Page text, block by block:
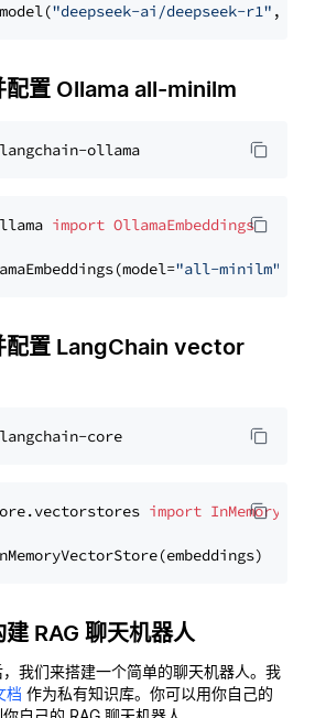
"deepseek-ai/deepseek-r1" ,
配置 Ollama all-minilm
import OllamaEmbeddings
"all-minilm"
配置 LangChain vector
import
RAG 聊天机器人
我们来搭建一个简单的聊天机器人。我
档 作为私有知识库。你可以用你自己的